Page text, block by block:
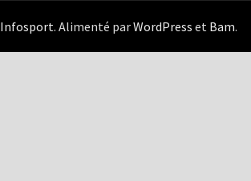
Infosport. Alimenté parWordPress et Bam.